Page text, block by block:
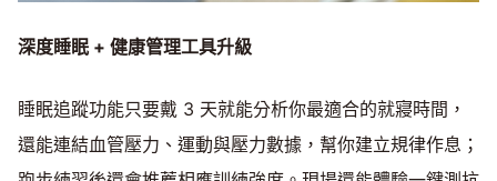
深度睡眠 + 健康管理工具升級
睡眠追蹤功能只要戴 3 天就能分析你最適合的就寢時間，
還能連結血管壓力、運動與壓力數據，幫你建立規律作息；